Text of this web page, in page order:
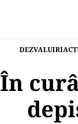
DEZVALUIRI
În